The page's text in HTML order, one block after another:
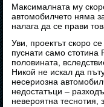
Максималната му
автомобилчето няма
налага да се прави
Уви, проектът скоро
пуснати само стотина
половината,
Никой не искал да
несериозна
недостатъци –
невероятна